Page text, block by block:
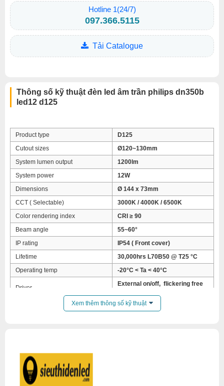
Hotline 1(24/7)
097.366.5115
Tải Catalogue
Thông số kỹ thuật đèn led âm trần philips dn350b
led12 d125
Product type
D125
Cutout sizes
Ø120~130mm
System lumen output
1200lm
System power
12W
Dimensions
Ø 144 x 73mm
CCT ( Selectable)
3000K / 4000K / 6500K
Color rendering index
CRI ≥ 90
Beam angle
55~60°
IP rating
IP54 ( Front cover)
Lifetime
30,000hrs L70B50 @ T25 °C
Operating temp
-20°C < Ta < 40°C
Driver
External on/off, flickering free
220 –240V , 50/60Hz
Xem thêm thông số kỹ thuật